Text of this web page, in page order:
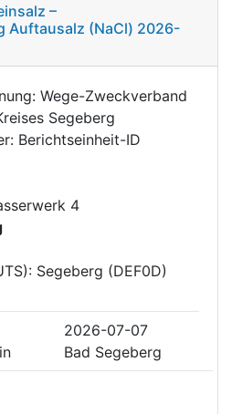
–
Auftausalz (NaCl) 2026-
Wege-Zweckverband
Segeberg
Berichtseinheit-ID
4
Segeberg (DEF0D)
2026-07-07
Bad Segeberg